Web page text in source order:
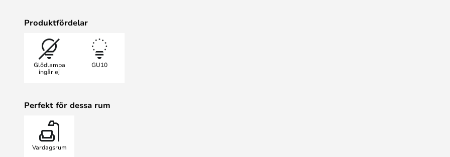
Den supermoderna och flexibla Cima ger alltså en hög grad av
kontroll över belysningen i rummet och ger med sin unika nautiska
estetik ett slående intryck i alla rum.
Produktfördelar
Glödlampa
ingår ej
GU10
Perfekt för dessa rum
Vardagsrum